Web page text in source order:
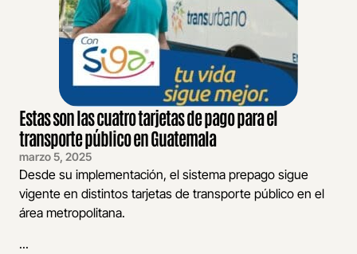
Estas son las cuatro tarjetas de pago para el
transporte público en Guatemala
marzo 5, 2025
Desde su implementación, el sistema prepago sigue
vigente en distintos tarjetas de transporte público en el
área metropolitana.
...